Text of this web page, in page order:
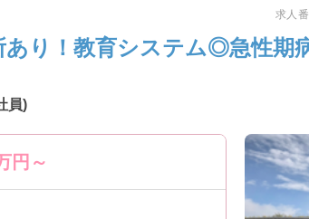
る
求人
あり！教育システム◎急性期
員)
円～